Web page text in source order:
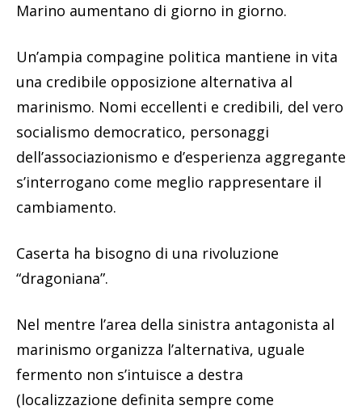
Marino aumentano di giorno in giorno.
Un’ampia compagine politica mantiene in vita
una credibile opposizione alternativa al
marinismo. Nomi eccellenti e credibili, del vero
socialismo democratico, personaggi
dell’associazionismo e d’esperienza aggregante
s’interrogano come meglio rappresentare il
cambiamento.
Caserta ha bisogno di una rivoluzione
“dragoniana”.
Nel mentre l’area della sinistra antagonista al
marinismo organizza l’alternativa, uguale
fermento non s’intuisce a destra
(localizzazione definita sempre come